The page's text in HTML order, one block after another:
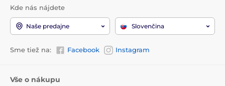
Kde nás nájdete
Naše predajne Slovenčina
Sme tiež na: Facebook Instagram
Vše o nákupu